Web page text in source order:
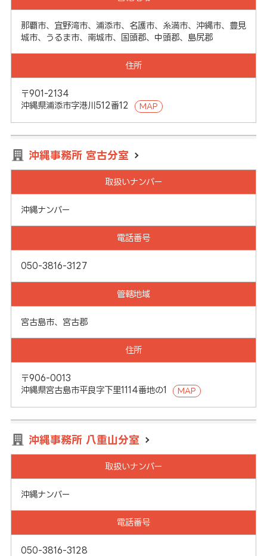
那覇市、宜野湾市、浦添市、名護市、糸満市、沖縄市、豊見
城市、うるま市、南城市、国頭郡、中頭郡、島尻郡
住所
〒901-2134
沖縄県浦添市字港川512番12
MAP
沖縄事務所 宮古分室
取扱いナンバー
沖縄ナンバー
電話番号
050-3816-3127
管轄地域
宮古島市、宮古郡
住所
〒906-0013
沖縄県宮古島市平良字下里1114番地の1
MAP
沖縄事務所 八重山分室
取扱いナンバー
沖縄ナンバー
電話番号
050-3816-3128